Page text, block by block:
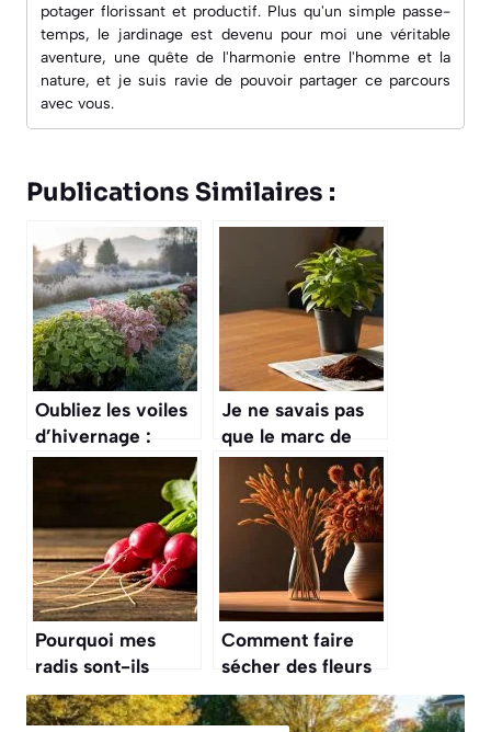
potager florissant et productif. Plus qu'un simple passe-
temps, le jardinage est devenu pour moi une véritable
aventure, une quête de l'harmonie entre l'homme et la
nature, et je suis ravie de pouvoir partager ce parcours
avec vous.
Publications Similaires :
Oubliez les voiles
d’hivernage :
cette méthode
alternative
plantes du gel et
ne coûte
absolument rien
Je ne savais pas
que le marc de
café pouvait
littéralement tuer
certaines de mes
plantes d’intérieur
Pourquoi mes
radis sont-ils
piquants et creux
?
Comment faire
sécher des fleurs
pour créer des
bouquets secs